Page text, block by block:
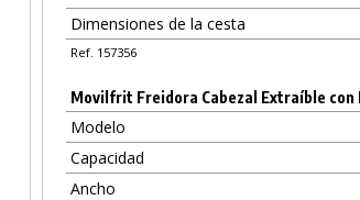
Dimensiones de la cesta
Ref. 157356
Movilfrit Freidora Cabezal Extraíble con
Modelo
Capacidad
Ancho